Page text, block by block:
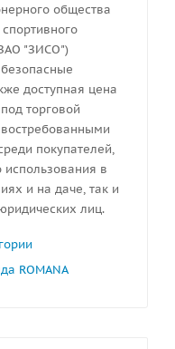
общества
"ЗИСО")
доступная цена
торговой
востребованными
покупателей,
использования в
и на даче, так и
лиц.
ROMANA